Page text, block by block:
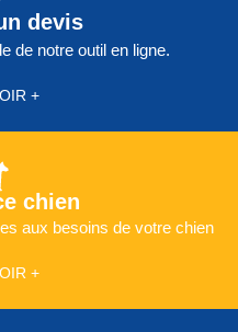
devis
de notre outil en ligne.
+
chien
aux besoins de votre chien
+